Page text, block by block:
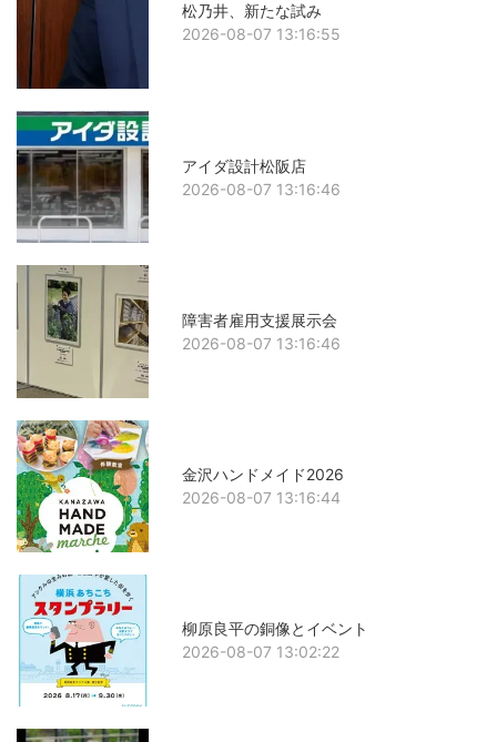
松乃井、新たな試み
2026-08-07 13:16:55
アイダ設計松阪店
2026-08-07 13:16:46
障害者雇用支援展示会
2026-08-07 13:16:46
金沢ハンドメイド2026
2026-08-07 13:16:44
柳原良平の銅像とイベント
2026-08-07 13:02:22